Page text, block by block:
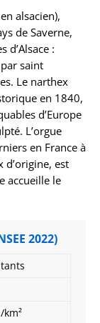
alsacien),
de Saverne,
d’Alsace :
saint
Le narthex
en 1840,
d’Europe
L’orgue
en France à
est
accueille le
2022)
km²